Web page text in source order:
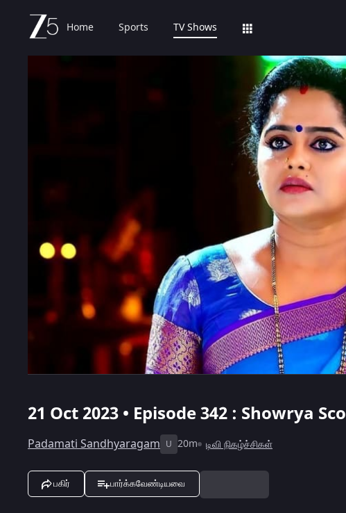
Home Sports TV Shows
21 Oct 2023 • Episode 342 : Showrya
Padamati Sandhyaragam U 20m டிவி நிகழ்ச்சிகள்
பகிர் பார்க்கவேண்டியவை